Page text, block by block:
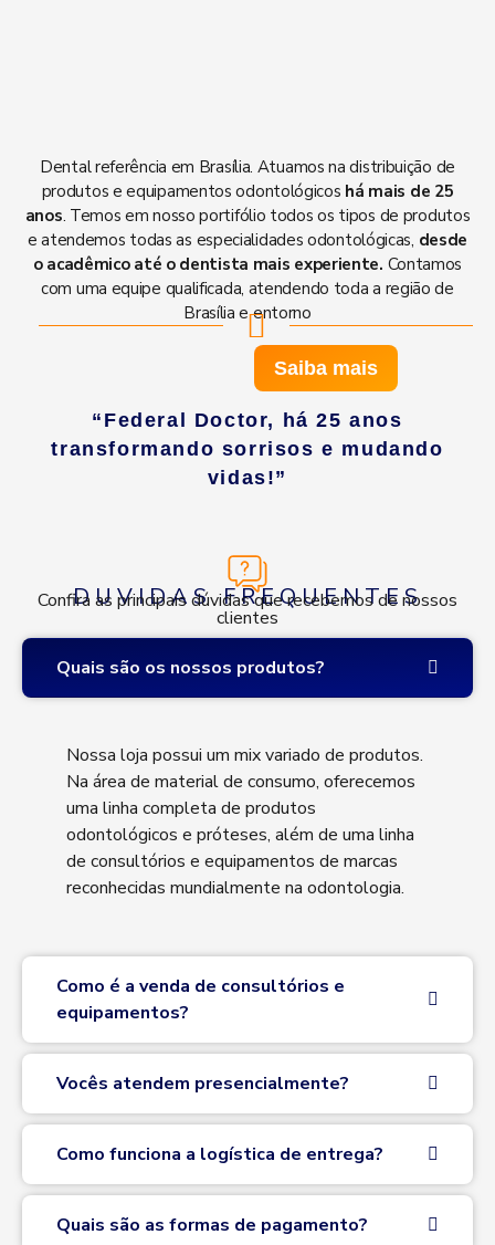
Dental referência em Brasília. Atuamos na distribuição de
produtos e equipamentos odontológicos há mais de 25
anos. Temos em nosso portifólio todos os tipos de produtos
e atendemos todas as especialidades odontológicas, desde
o acadêmico até o dentista mais experiente. Contamos
com uma equipe qualificada, atendendo toda a região de
Brasília e entorno
Saiba mais
“Federal Doctor, há 25 anos
transformando sorrisos e mudando
vidas!”
DUVIDAS FREQUENTES
Confira as principais dúvidas que recebemos de nossos
clientes
Quais são os nossos produtos?
Nossa loja possui um mix variado de produtos.
Na área de material de consumo, oferecemos
uma linha completa de produtos
odontológicos e próteses, além de uma linha
de consultórios e equipamentos de marcas
reconhecidas mundialmente na odontologia.
Como é a venda de consultórios e
equipamentos?
Vocês atendem presencialmente?
Como funciona a logística de entrega?
Quais são as formas de pagamento?